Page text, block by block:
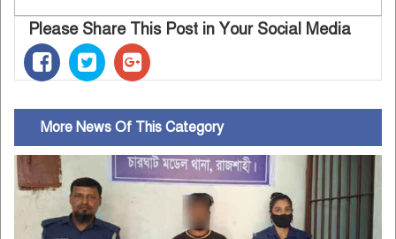
Please Share This Post in Your Social Media
More News Of This Category